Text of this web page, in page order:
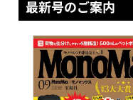
最新号のご案内